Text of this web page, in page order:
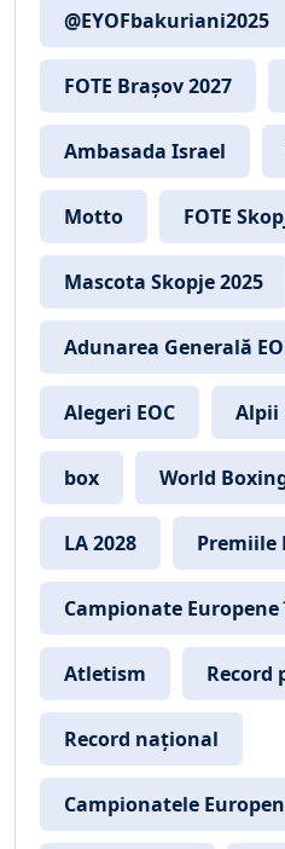
@EYOFbakuriani2025
FOTE Brașov 2027
Ambasada Israel
Motto FOTE
Mascota Skopje 2025
Adunarea Generală
Alegeri EOC Alpii
box World
LA 2028 Premiile
Campionate Europene
Atletism Record
Record național
Campionatele